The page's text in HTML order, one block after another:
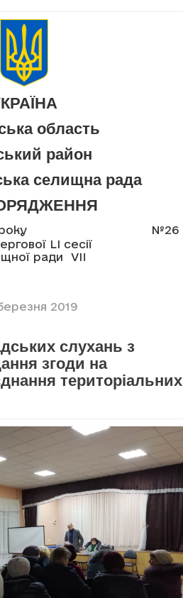
область
район
селищна рада
№26
LI сесії
ради VII
2019
слухань з
згоди на
територіальних